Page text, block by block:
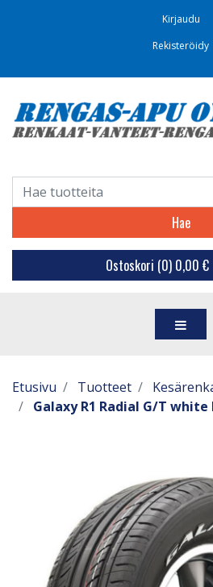
Kirjaudu
Rekisteröidy
Hae
Ostoskori (0) 0,00 €
Etusivu Tuotteet
Galaxy R1 Radial G/T